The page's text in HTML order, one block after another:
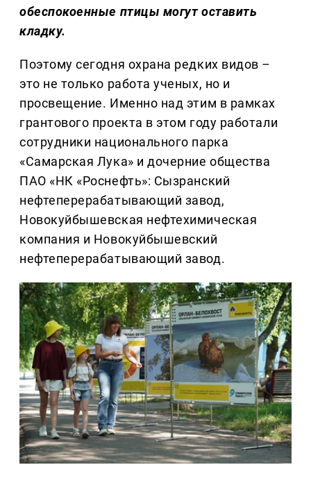
обеспокоенные птицы могут оставить
кладку.
Поэтому сегодня охрана редких видов –
это не только работа ученых, но и
просвещение. Именно над этим в рамках
грантового проекта в этом году работали
сотрудники национального парка
«Самарская Лука» и дочерние общества
ПАО «НК «Роснефть»: Сызранский
нефтеперерабатывающий завод,
Новокуйбышевская нефтехимическая
компания и Новокуйбышевский
нефтеперерабатывающий завод.